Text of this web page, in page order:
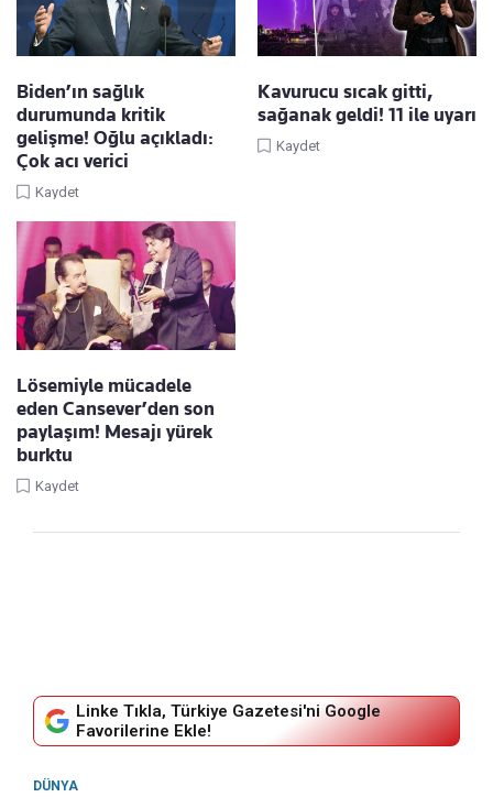
Biden’ın sağlık
durumunda kritik
gelişme! Oğlu açıkladı:
Çok acı verici
Kaydet
Kavurucu sıcak gitti,
sağanak geldi! 11 ile uyarı
Kaydet
Lösemiyle mücadele
eden Cansever’den son
paylaşım! Mesajı yürek
burktu
Kaydet
Linke Tıkla, Türkiye Gazetesi'ni Google
Favorilerine Ekle!
DÜNYA